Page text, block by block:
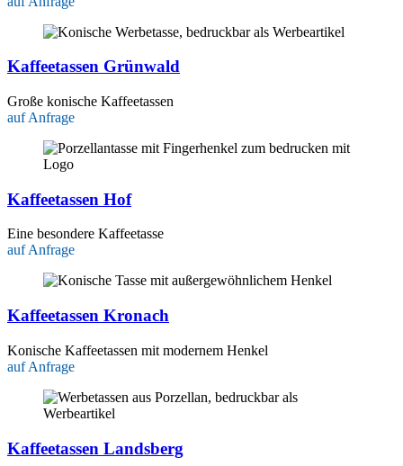
Kaffeetassen Grünwald
Große konische Kaffeetassen
auf Anfrage
Kaffeetassen Hof
Eine besondere Kaffeetasse
auf Anfrage
Kaffeetassen Kronach
Konische Kaffeetassen mit modernem Henkel
auf Anfrage
Kaffeetassen Landsberg